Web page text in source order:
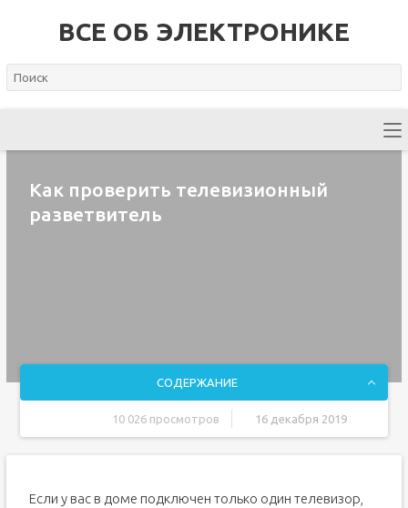
ВСЕ ОБ ЭЛЕКТРОНИКЕ
Как проверить телевизионный
разветвитель
СОДЕРЖАНИЕ
10 026 просмотров 16 декабря 2019
Ответвители
Если у вас в доме подключен только один телевизор,